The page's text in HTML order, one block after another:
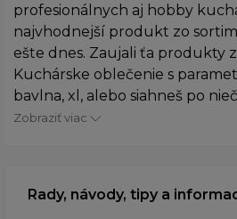
profesionálnych aj hobby
najvhodnejší produkt zo
ešte dnes. Zaujali ťa produkty
Kuchárske oblečenie s
bavlna, xl, alebo siahneš po
Zobraziť viac
Rady, návody, tipy a